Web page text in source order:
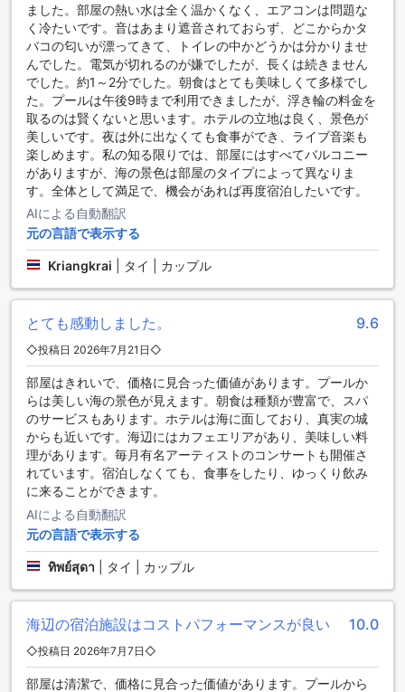
ガーデン クリフ リゾート&スパ【SHA Extra+認定】は、お客
様から高い評価を得ています。総合評価は8.1であり、特にコ
ストパフォーマンスに関しては8.1と高く評価されています。
施設に関しても8.0と高く評価されており、清潔感に関しては
8.2という高い評価を得ています。また、スタッフのパフォー
マンスに関しても8.2と高い評価を得ており、お客様からの信
頼が厚いホテルとなっています。
快適な客室設備で贅沢な滞在を
ガーデン クリフ リゾート&スパ【SHA Extra+認定】は、快適
な客室設備を提供しており、贅沢な滞在をお約束します。客
室にはエアコンが完備されており、常に快適な温度を保つこ
とができます。バスローブやヘアドライヤーも備えられてい
るため、お客様は自宅にいるようなくつろぎを体験すること
お菓子をお楽しみいただけます。さらに、バルコニーまたは
テラスが付いているため、美しい景色を眺めながらリラック
スすることができます。衛星/ケーブルテレビも完備されてお
り、お好きな番組や映画をお楽しみいただけます。冷蔵庫も
備えられており、お飲み物や食品を新鮮な状態で保管するこ
とができます。
充実したダイニング施設で贅沢な食体験を
ガーデン クリフ リゾート&スパ【SHA Extra+認定】では、お
客様に最高のダイニング体験を提供するために、様々な施設
をご用意しています。まず、24時間ルームサービスが利用可
能ですので、いつでもお部屋でお食事をお楽しみいただけま
す。また、カフェでは美味しいコーヒーを楽しむことができ
ます。レストランでは、本格的な料理を味わうことができ、
お部屋へのルームサービスもご利用いただけます。さらに、
毎日のハウスキーピングサービスにより、清潔で快適な環境
で食事を楽しむことができます。朝食にはバイキング形式の
ビュッフェもご用意しており、豊富なメニューからお好みの
【SHA Extra+認定】では、充実したダイニング施設で贅沢な
食体験をお楽しみいただけます。
ました。部屋の熱い水は全く温かくなく、エアコンは問題な
く冷たいです。音はあまり遮音されておらず、どこからかタ
バコの匂いが漂ってきて、トイレの中かどうかは分かりませ
んでした。電気が切れるのが嫌でしたが、長くは続きません
でした。約1～2分でした。朝食はとても美味しくて多様でし
た。プールは午後9時まで利用できましたが、浮き輪の料金を
取るのは賢くないと思います。ホテルの立地は良く、景色が
美しいです。夜は外に出なくても食事ができ、ライブ音楽も
楽しめます。私の知る限りでは、部屋にはすべてバルコニー
がありますが、海の景色は部屋のタイプによって異なりま
す。全体として満足で、機会があれば再度宿泊したいです。
AIによる自動翻訳
元の言語で表示する
Kriangkrai タイ | カップル
とても感動しました。 9.6
◇投稿日 2026年7月21日◇
部屋はきれいで、価格に見合った価値があります。プールか
らは美しい海の景色が見えます。朝食は種類が豊富で、スパ
のサービスもあります。ホテルは海に面しており、真実の城
からも近いです。海辺にはカフェエリアがあり、美味しい料
理があります。毎月有名アーティストのコンサートも開催さ
れています。宿泊しなくても、食事をしたり、ゆっくり飲み
に来ることができます。
AIによる自動翻訳
元の言語で表示する
ทิพย์สุดา タイ | カップル
海辺の宿泊施設はコストパフォーマンスが良い 10.0
◇投稿日 2026年7月7日◇
部屋は清潔で、価格に見合った価値があります。プールから